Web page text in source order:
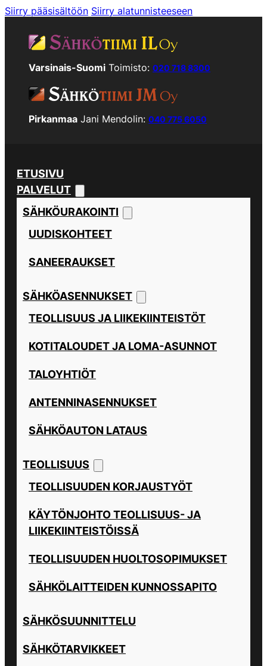
Siirry pääsisältöön Siirry alatunnisteeseen
Varsinais-Suomi Toimisto: 020 718 8300
Pirkanmaa Jani Mendolin: 040 775 6050
ETUSIVU
PALVELUT
SÄHKÖURAKOINTI
UUDISKOHTEET
SANEERAUKSET
SÄHKÖASENNUKSET
TEOLLISUUS JA LIIKEKIINTEISTÖT
KOTITALOUDET JA LOMA-ASUNNOT
TALOYHTIÖT
ANTENNINASENNUKSET
SÄHKÖAUTON LATAUS
TEOLLISUUS
TEOLLISUUDEN KORJAUSTYÖT
KÄYTÖNJOHTO TEOLLISUUS- JA
LIIKEKIINTEISTÖISSÄ
TEOLLISUUDEN HUOLTOSOPIMUKSET
SÄHKÖLAITTEIDEN KUNNOSSAPITO
SÄHKÖSUUNNITTELU
SÄHKÖTARVIKKEET